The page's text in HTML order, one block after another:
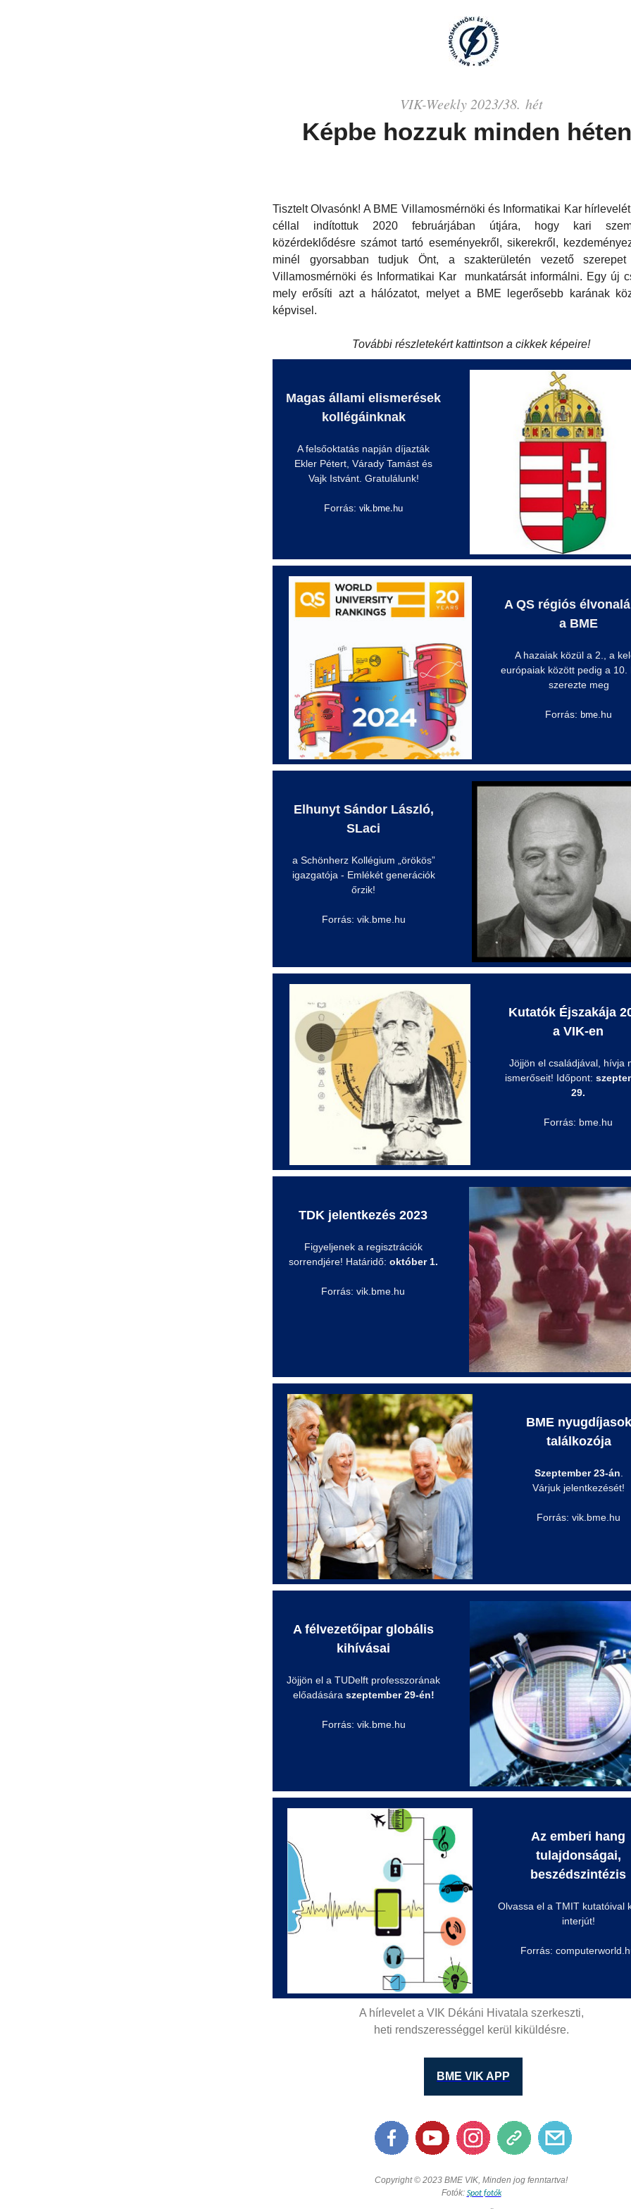
VIK-Weekly 2023/38. hét
Képbe hozzuk minden
Tisztelt Olvasónk! A BME Villamosmérnöki és Informatikai Kar
céllal indítottuk 2020 februárjában útjára, hogy kari
közérdeklődésre számot tartó eseményekről, sikerekről,
minél gyorsabban tudjuk Önt, a szakterületén vezető szerepet
Villamosmérnöki és Informatikai Kar munkatársát informálni. Egy új
mely erősíti azt a hálózatot, melyet a BME legerősebb karának
képvisel.
További részletekért kattintson a cikkek képeire!
Magas állami elismerések
kollégáinknak
A felsőoktatás napján díjazták
Ekler Pétert, Várady Tamást és
Vajk Istvánt. Gratulálunk!
Forrás: vik.bme.hu
A QS régiós
a BME
A hazaiak közül a 2., a
európaiak között pedig a 10.
szerezte meg
Forrás: bme .hu
Elhunyt Sándor László,
SLaci
a Schönherz Kollégium „örökös”
igazgatója - Emlékét generációk
őrzik!
Forrás: vik.bme.hu
Kutatók Éjszakája
a VIK-en
Jöjjön el családjával, hívja
ismerőseit! Időpont:
29.
Forrás: bme.hu
TDK jelentkezés 2023
Figyeljenek a regisztrációk
sorrendjére! Határidő: október 1.
Forrás: vik.bme.hu
BME nyugdíjasok
találkozója
Szeptember 23-án
Várjuk jelentkezését!
Forrás: vik.bme.hu
A félvezetőipar globális
kihívásai
Jöjjön el a TUDelft professzorának
előadására szeptember 29-én!
Forrás: vik.bme.hu
Az emberi hang
tulajdonságai,
beszédszintézis
Olvassa el a TMIT kutatóival
interjút!
Forrás:
A hírlevelet a VIK Dékáni Hivatala szerkeszti,
heti rendszerességgel kerül kiküldésre.
BME VIK APP
Copyright © 2023 BME VIK, Minden jog fenntartva!
Fotók: Spot fotók